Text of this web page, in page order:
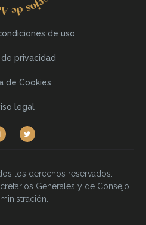
de uso
privacidad
de Cookies
legal
los derechos reservados.
Generales y de Consejo